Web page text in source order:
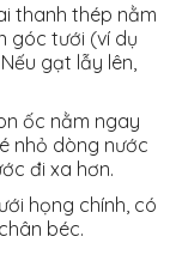
thanh thép nằm
góc tưới (ví dụ
gạt lẫy lên,
ốc nằm ngay
nhỏ dòng nước
đi xa hơn.
họng chính, có
béc.